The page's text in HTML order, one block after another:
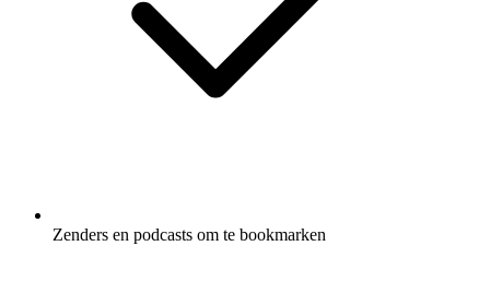
Zenders en podcasts om te bookmarken